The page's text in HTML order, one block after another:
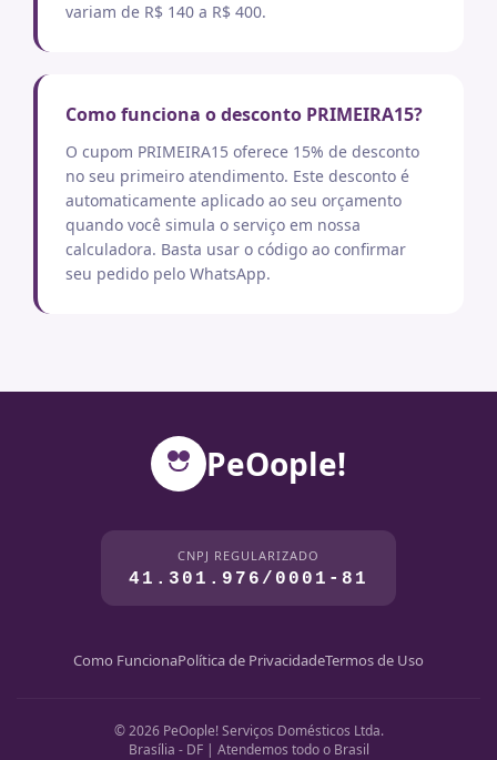
variam de R$ 140 a R$ 400.
Como funciona o desconto PRIMEIRA15?
O cupom PRIMEIRA15 oferece 15% de desconto
no seu primeiro atendimento. Este desconto é
automaticamente aplicado ao seu orçamento
quando você simula o serviço em nossa
calculadora. Basta usar o código ao confirmar
seu pedido pelo WhatsApp.
PeOople!
CNPJ REGULARIZADO
41.301.976/0001-81
Como FuncionaPolítica de PrivacidadeTermos de Uso
© 2026 PeOople! Serviços Domésticos Ltda.
Brasília - DF | Atendemos todo o Brasil